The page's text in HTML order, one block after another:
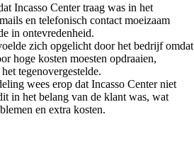
Incasso Center traag was in het
en telefonisch contact moeizaam
in ontevredenheid.
zich opgelicht door het bedrijf omdat
hoge kosten moesten opdraaien,
tegenovergestelde.
wees erop dat Incasso Center niet
in het belang van de klant was, wat
en extra kosten.